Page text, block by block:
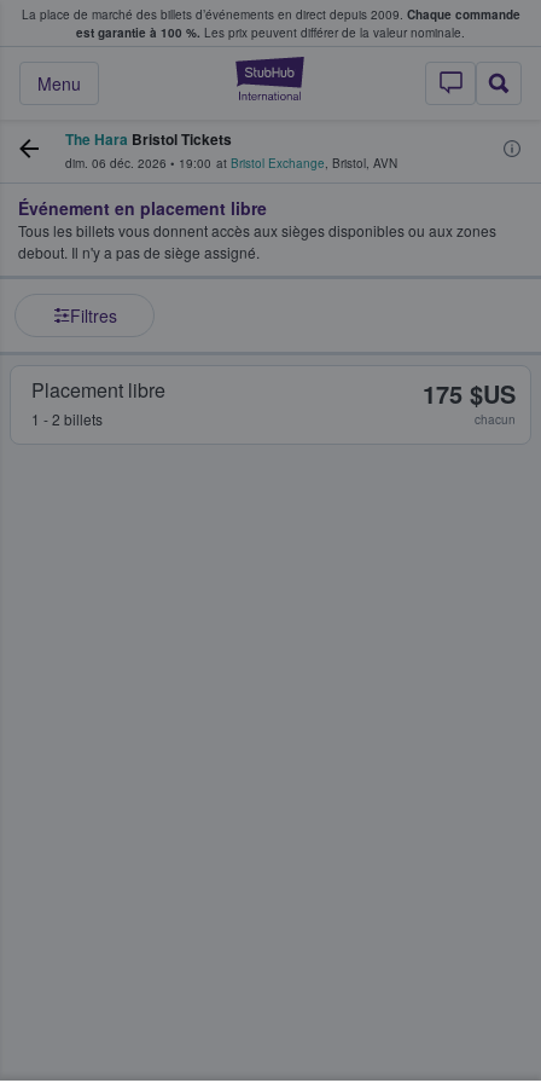
La place de marché des billets d’événements en direct depuis 2009. Chaque commande
est garantie à 100 %. Les prix peuvent différer de la valeur nominale.
StubHub - Où
Menu
fans achètent et vendent des billets
The Hara Bristol Tickets
dim. 06 déc. 2026 • 19:00 at Bristol Exchange, Bristol, AVN
Événement en placement libre
Tous les billets vous donnent accès aux sièges disponibles ou aux zones
debout. Il n'y a pas de siège assigné.
Filtres
Placement libre
1 - 2 billets
175 $US
chacun